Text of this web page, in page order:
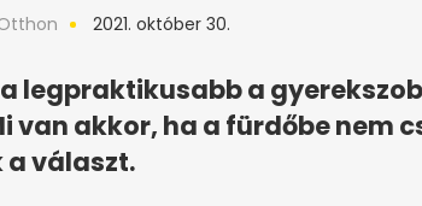
2021. október 30.
legpraktikusabb a
van akkor, ha a fürdőbe nem
a választ.